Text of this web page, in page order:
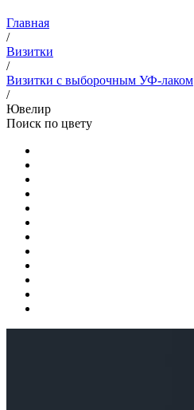
Главная
/
Визитки
/
Визитки с выборочным УФ-лаком
/
Ювелир
Поиск по цвету